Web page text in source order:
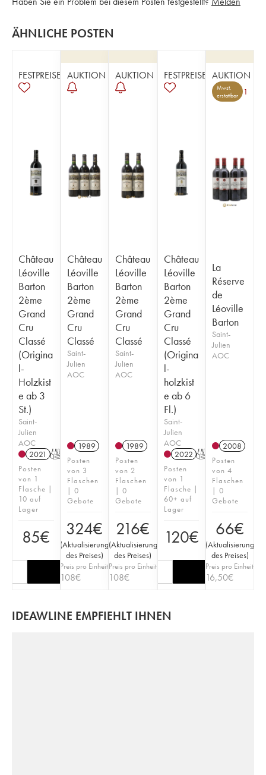
ÄHNLICHE POSTEN
FESTPREISE
Château
Léoville
Barton
2ème
Grand
Cru
Classé
(Origina
l-
Holzkist
e ab 3
St.)
Saint-
Julien
AOC
2021 T
Posten
von 1
Flasche |
10 auf
Lager
85€
AUKTION
Château
Léoville
Barton
2ème
Grand
Cru
Classé
Saint-
Julien
AOC
1989
Posten
von 3
Flaschen
| 0
Gebote
324€
(Aktualisierung
des Preises)
Preis pro Einheit
108€
AUKTION
Château
Léoville
Barton
2ème
Grand
Cru
Classé
Saint-
Julien
AOC
1989
Posten
von 2
Flaschen
| 0
Gebote
216€
(Aktualisierung
des Preises)
Preis pro Einheit
108€
FESTPREISE
Château
Léoville
Barton
2ème
Grand
Cru
Classé
(Origina
l-
holzkist
e ab 6
Fl.)
Saint-
Julien
AOC
2022 T
Posten
von 1
Flasche |
60+ auf
Lager
120€
AUKTION
Mwst.
erstattbar
1
La
Réserve
de
Léoville
Barton
Saint-
Julien
AOC
2008
Posten
von 4
Flaschen
| 0
Gebote
66€
(Aktualisierung
des Preises)
Preis pro Einheit
16,50€
IDEAWLINE EMPFIEHLT IHNEN